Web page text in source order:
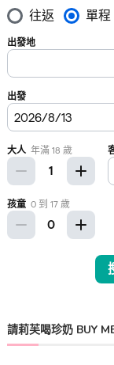
請莉芙喝珍奶 BUY